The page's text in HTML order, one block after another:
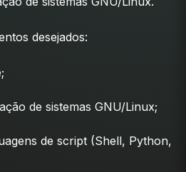
desejados:
de sistemas GNU/Linux;
de script (Shell, Python,